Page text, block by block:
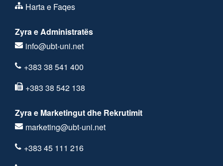
Harta e Faqes
Zyra e Administratës
info@ubt-uni.net
+383 38 541 400
+383 38 542 138
Zyra e Marketingut dhe Rekrutimit
marketing@ubt-uni.net
+383 45 111 216